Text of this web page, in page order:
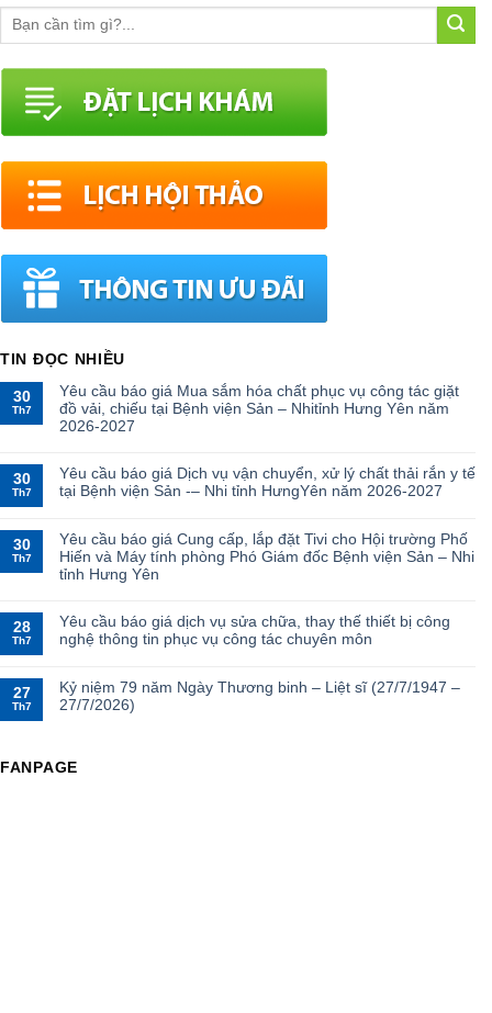
TIN ĐỌC NHIỀU
30
Th7
Yêu cầu báo giá Mua sắm hóa chất phục vụ công tác giặt
đồ vải, chiếu tại Bệnh viện Sản – Nhitỉnh Hưng Yên năm
2026-2027
30
Th7
Yêu cầu báo giá Dịch vụ vận chuyển, xử lý chất thải rắn y tế
tại Bệnh viện Sản -– Nhi tỉnh HưngYên năm 2026-2027
30
Th7
Yêu cầu báo giá Cung cấp, lắp đặt Tivi cho Hội trường Phố
Hiến và Máy tính phòng Phó Giám đốc Bệnh viện Sản – Nhi
tỉnh Hưng Yên
28
Th7
Yêu cầu báo giá dịch vụ sửa chữa, thay thế thiết bị công
nghệ thông tin phục vụ công tác chuyên môn
27
Th7
Kỷ niệm 79 năm Ngày Thương binh – Liệt sĩ (27/7/1947 –
27/7/2026)
FANPAGE